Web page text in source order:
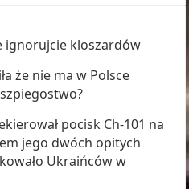
ignorujcie kloszardów
że nie ma w Polsce
pocisk Ch-101 na
jego dwóch opitych
Ukraińców w